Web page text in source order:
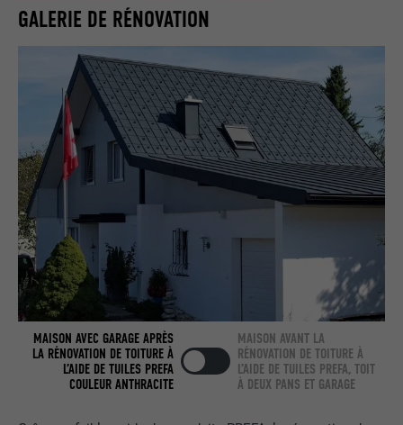
GALERIE DE RÉNOVATION
MAISON AVEC GARAGE APRÈS
LA RÉNOVATION DE TOITURE À
L’AIDE DE TUILES PREFA
COULEUR ANTHRACITE
MAISON AVANT LA
RÉNOVATION DE TOITURE À
L’AIDE DE TUILES PREFA, TOIT
À DEUX PANS ET GARAGE
Utilisé par LinkedIn lorsqu'un site
NOM bcookie
FOURNISSEUR LinkedIn
UTILITÉ
Utilisé par le service de réseau social
LinkedIn pour suivre l'utilisation de
services intégrés.
NOM bscookie
FOURNISSEUR LinkedIn
EXPIRATION 2 ans